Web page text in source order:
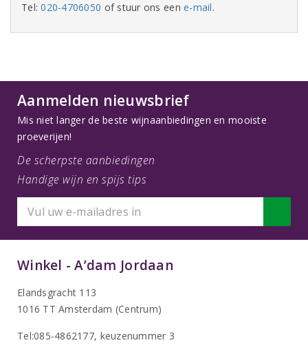
Tel:020-4706050 of stuur ons eene-mail.
Aanmelden nieuwsbrief
Mis niet langer de beste wijnaanbiedingen en mooiste
proeverijen!
De scherpste aanbiedingen
Handige wijn en spijs tips
Winkel - A’dam Jordaan
Elandsgracht 113
1016 TT Amsterdam (Centrum)
Tel:085-4862177, keuzenummer 3